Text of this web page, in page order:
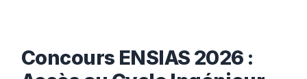
Concours ENSIAS 2026 :